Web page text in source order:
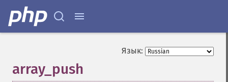
Язык:
array_push